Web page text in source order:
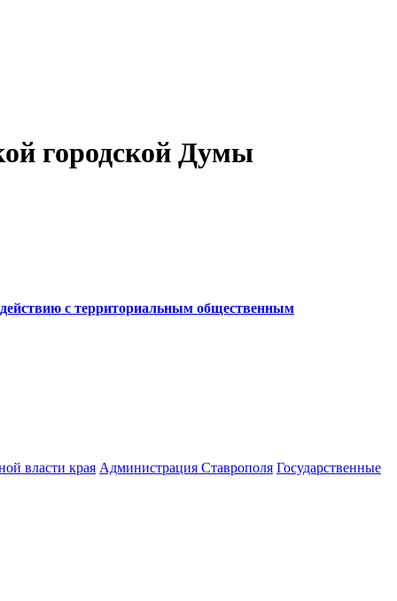
городской Думы
с территориальным общественным
власти края Администрация Ставрополя Государственные